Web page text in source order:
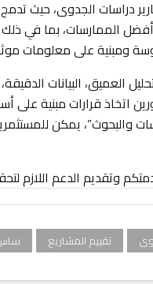
الجدوى، حيث تدمج
بما في ذلك
ومبنية على معلومات
العميق، البيانات
اتخاذ قرارات مبنية
والبحوث”، يمكن
وتقديم الدعم
تقييم المشاريع